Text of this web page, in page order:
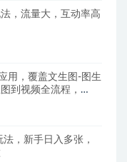
，流量大，互动率高
用，覆盖文生图-图生
到视频全流程，
，新手日入多张，